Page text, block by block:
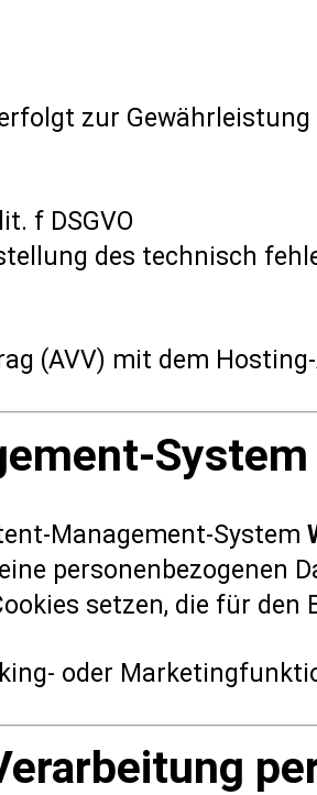
zur
f DSGVO
des technisch
(AVV) mit dem
Management-System
personenbezogenen
setzen, die für den
oder